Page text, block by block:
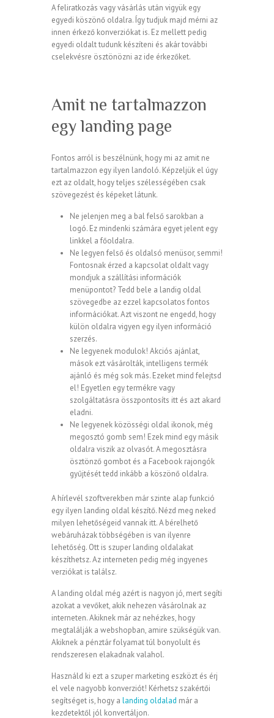
A feliratkozás vagy vásárlás után vigyük egy
egyedi köszönő oldalra. Így tudjuk majd mérni az
innen érkező konverziókat is. Ez mellett pedig
egyedi oldalt tudunk készíteni és akár további
cselekvésre ösztönözni az ide érkezőket.
Amit ne tartalmazzon
egy landing page
Fontos arról is beszélnünk, hogy mi az amit ne
tartalmazzon egy ilyen landoló. Képzeljük el úgy
ezt az oldalt, hogy teljes szélességében csak
szövegezést és képeket látunk.
Ne jelenjen meg a bal felső sarokban a
logó. Ez mindenki számára egyet jelent egy
linkkel a főoldalra.
Ne legyen felső és oldalsó menüsor, semmi!
Fontosnak érzed a kapcsolat oldalt vagy
mondjuk a szállítási információk
menüpontot? Tedd bele a landig oldal
szövegedbe az ezzel kapcsolatos fontos
információkat. Azt viszont ne engedd, hogy
külön oldalra vigyen egy ilyen információ
szerzés.
Ne legyenek modulok! Akciós ajánlat,
mások ezt vásárolták, intelligens termék
ajánló és még sok más. Ezeket mind felejtsd
el! Egyetlen egy termékre vagy
szolgáltatásra összpontosíts itt és azt akard
eladni.
Ne legyenek közösségi oldal ikonok, még
megosztó gomb sem! Ezek mind egy másik
oldalra viszik az olvasót. A megosztásra
ösztönző gombot és a Facebook rajongók
gyűjtését tedd inkább a köszönő oldalra.
A hírlevél szoftverekben már szinte alap funkció
egy ilyen landing oldal készítő. Nézd meg neked
milyen lehetőségeid vannak itt. A bérelhető
webáruházak többségében is van ilyenre
lehetőség. Ott is szuper landing oldalakat
készíthetsz. Az interneten pedig még ingyenes
verziókat is találsz.
A landing oldal még azért is nagyon jó, mert segíti
azokat a vevőket, akik nehezen vásárolnak az
interneten. Akiknek már az nehézkes, hogy
megtalálják a webshopban, amire szükségük van.
Akiknek a pénztár folyamat túl bonyolult és
rendszeresen elakadnak valahol.
Használd ki ezt a szuper marketing eszközt és érj
el vele nagyobb konverziót! Kérhetsz szakértői
segítséget is, hogy a landing oldalad már a
kezdetektől jól konvertáljon.